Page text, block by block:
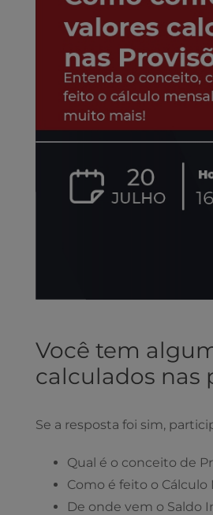
Você tem
calculados nas
Se a resposta foi sim,
Qual é o conceito de
Como é feito o Cálculo
De onde vem o Saldo